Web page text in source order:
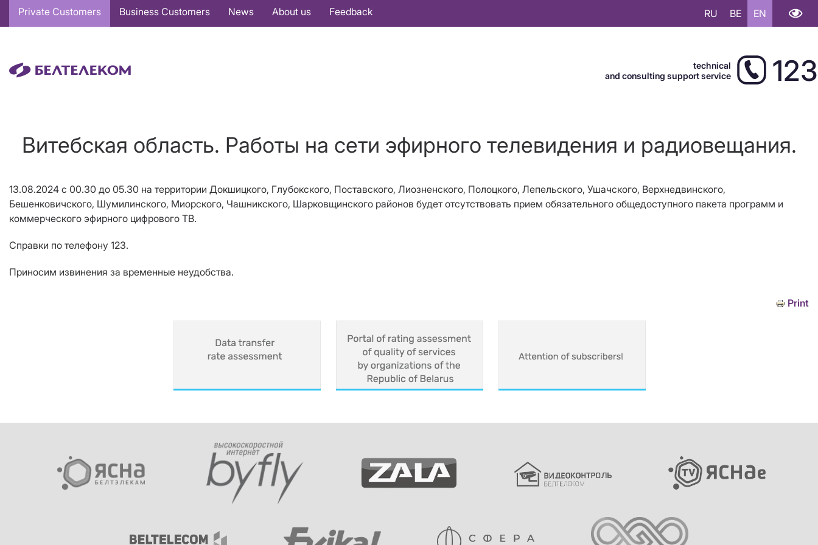
Основная
навигация
Private Customers Business Customers News About us Feedback RU BE EN
technical
and consulting support service
123
Витебская область. Работы на сети эфирного телевидения и радиовещания.
13.08.2024 с 00.30 до 05.30 на территории Докшицкого, Глубокского, Поставского, Лиозненского, Полоцкого, Лепельского, Ушачского, Верхнедвинского,
Бешенковичского, Шумилинского, Миорского, Чашникского, Шарковщинского районов будет отсутствовать прием обязательного общедоступного пакета программ и
коммерческого эфирного цифрового ТВ.
Справки по телефону 123.
Приносим извинения за временные неудобства.
Print